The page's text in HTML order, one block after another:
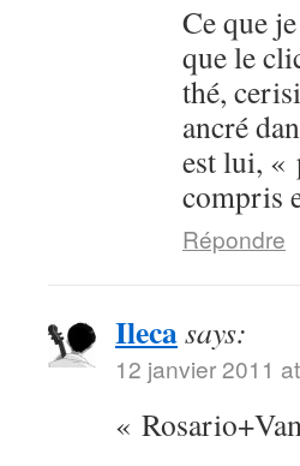
Ce que
que le
thé,
ancré
est lui, «
compris
Répondre
Ilecasays:
12 janvier 2011
«